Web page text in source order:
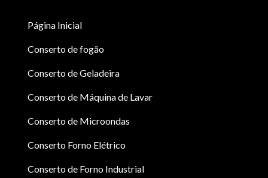
Página Inicial
Conserto de fogão
Conserto de Geladeira
Conserto de Máquina de Lavar
Conserto de Microondas
Conserto Forno Elétrico
Conserto de Forno Industrial